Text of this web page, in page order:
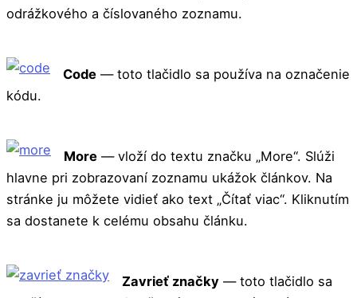
odrážkového a číslovaného zoznamu.
Code — toto tlačidlo sa používa na označenie
kódu.
More — vloží do textu značku „More“. Slúži
hlavne pri zobrazovaní zoznamu ukážok článkov. Na
stránke ju môžete vidieť ako text „Čítať viac“. Kliknutím
sa dostanete k celému obsahu článku.
Zavrieť značky — toto tlačidlo sa